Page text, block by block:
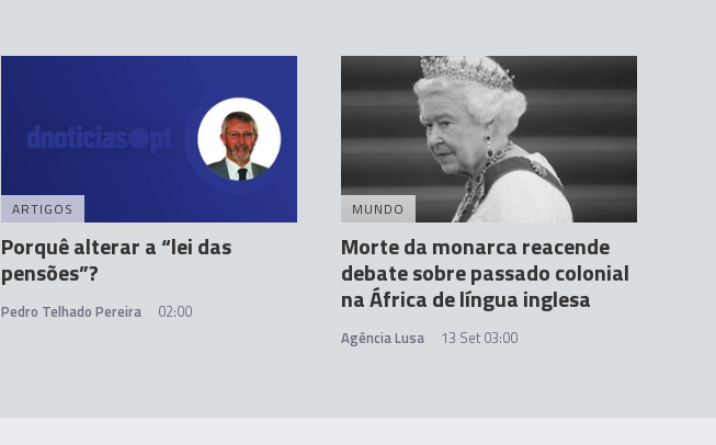
ARTIGOS
Porquê alterar a “lei das
pensões”?
Pedro Telhado Pereira 02:00
MUNDO
Morte da monarca reacende
debate sobre passado colonial
na África de língua inglesa
Agência Lusa 13 Set 03:00